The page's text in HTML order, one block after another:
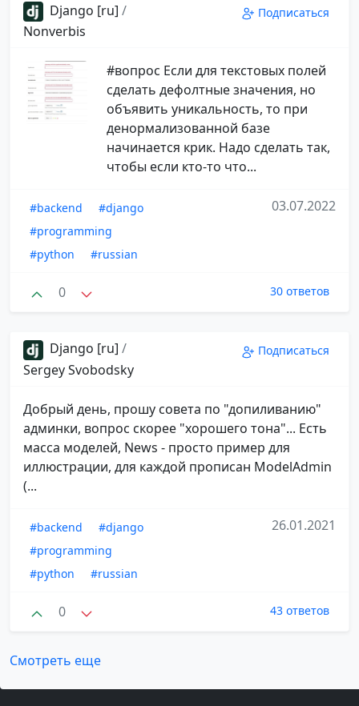
Django [ru] /
Nonverbis
Подписаться
#вопрос Если для текстовых полей
сделать дефолтные значения, но
объявить уникальность, то при
денормализованной базе
начинается крик. Надо сделать так,
чтобы если кто-то что...
#backend
#django
#programming
#python
#russian
03.07.2022
0 30 ответов
Django [ru] /
Sergey Svobodsky
Подписаться
Добрый день, прошу совета по "допиливанию"
админки, вопрос скорее "хорошего тона"... Есть
масса моделей, News - просто пример для
иллюстрации, для каждой прописан ModelAdmin
(...
#backend
#django
#programming
#python
#russian
26.01.2021
0 43 ответов
Смотреть еще